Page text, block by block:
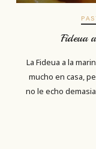
Fideua
La Fideua a la
mucho en casa,
no le echo